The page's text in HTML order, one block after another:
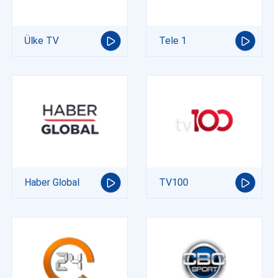
Ülke TV Tele 1
Haber Global TV100